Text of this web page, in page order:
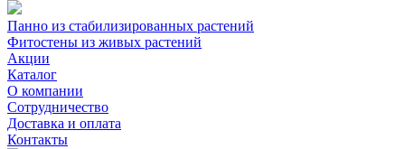
Панно из стабилизированных растений
Фитостены из живых растений
Акции
Каталог
О компании
Сотрудничество
Доставка и оплата
Контакты